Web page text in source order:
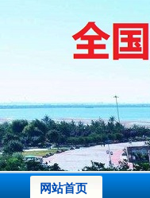
网站首页